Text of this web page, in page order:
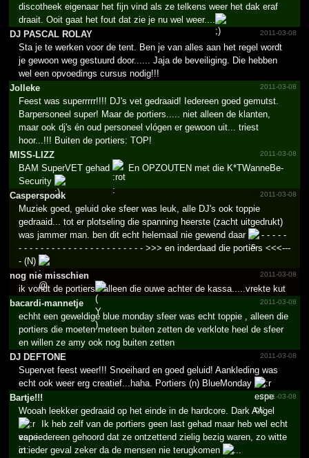
discotheek eigenaar het fijn vind als ze telkens weer het dak eraf
draait. Ooit gaat het fout dat zie je nu wel weer....
DJ PASCAL ROLAY
2011-03-08
Sta je te werken voor de tent. Ben je van alles aan het regel wordt
je gewoon weg gestuurd door...... Jaja de beveiliging. Die hebben
wel een opvoedings cursus nodig!!!
Jolleke
2011-03-08
Feest was superrrrr!!!! DJ's vet gedraaid! Iedereen goed gemutst.
Barpersoneel super! Maar de portiers..... niet alleen de klanten,
maar ook dj's én oud personeel vlógen er gewoon uit... triest
hoor...!!! Buiten de portiers: TOP!
MISS-LIZZ
2011-03-08
BAM SuperVET gehad
En OPZOUTEN met die K*TWanneBe-
Security
Casperspook
2011-03-08
Muziek goed, geluid oke sfeer was leuk, alle DJ's ook toppie
gedraaid... tot er plotseling die spanning heerste (zacht uitgedrukt)
was jammer man. ben dit echt helemaal nie gewend daar
- - - - -
- - - - - - - - - - - - - - - - - - - - - - - >>> en inderdaad die portiers <<<---
- (N)
nog nie misschien
2011-03-08
ik vondt de portiers
alleen die ouwe achter de kassa.....vrekte kut
bacardi-mannetje
2011-03-08
echht een geweldige blue monday sfeer was echt toppie , alleen die
portiers die moeten meteen buiten zetten de verklote heel de sfeer
en willen ze amy ook nog buiten zetten
DJ DEFTONE
2011-03-08
Supervet feest weer!!! Snoeihard en goed geluid! Aankleding was
echt ook weer erg creatief...haha. Portiers (n) BlueMonday
Bartje!!!
2011-03-08
Wooah leekker gedraaid op het einde in de hardcore. Dark Angel
Ik heb zelf van de portiers geen last gehad maar heb wel echt
van iedereen gehoord dat ze ontzettend zielig bezig waren, zo witte
in ieder geval zeker da de mensen nie terugkomen
...